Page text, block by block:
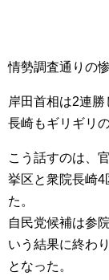
情勢調査通りの
岸田首相は2連勝
長崎もギリギリ
こう話すのは、
挙区と衆院長崎
た。
自民党候補は参
いう結果に終わ
となった。